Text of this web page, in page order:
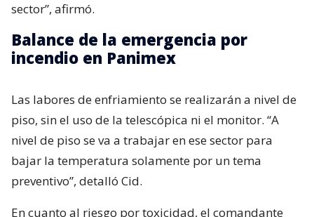
sector”, afirmó.
Balance de la emergencia por
incendio en Panimex
Las labores de enfriamiento se realizarán a nivel de
piso, sin el uso de la telescópica ni el monitor. “A
nivel de piso se va a trabajar en ese sector para
bajar la temperatura solamente por un tema
preventivo”, detalló Cid.
En cuanto al riesgo por toxicidad, el comandante